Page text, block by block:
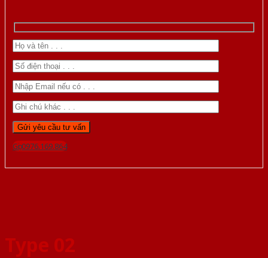
Gọi 0976.169.864
Type 02